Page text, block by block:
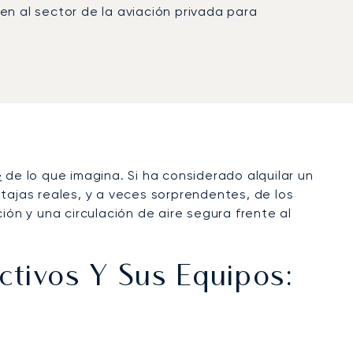
al sector de la aviación privada para
de lo que imagina. Si ha considerado alquilar un
reales, y a veces sorprendentes, de los
y una circulación de aire segura frente al
Y Sus Equipos: